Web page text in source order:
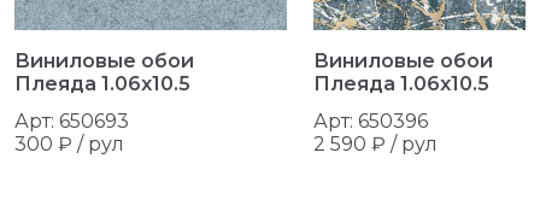
Виниловые обои
Плеяда 1.06x10.5
Арт: 650693
300 ₽ / рул
Виниловые обои
Плеяда 1.06x10.5
Арт: 650396
2 590 ₽ / рул